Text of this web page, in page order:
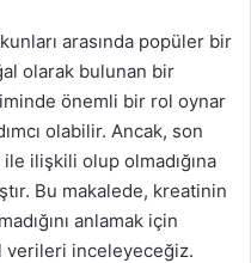
arasında popüler bir
olarak bulunan bir
önemli bir rol oynar
olabilir. Ancak, son
ilişkili olup olmadığına
Bu makalede, kreatinin
anlamak için
verileri inceleyeceğiz.